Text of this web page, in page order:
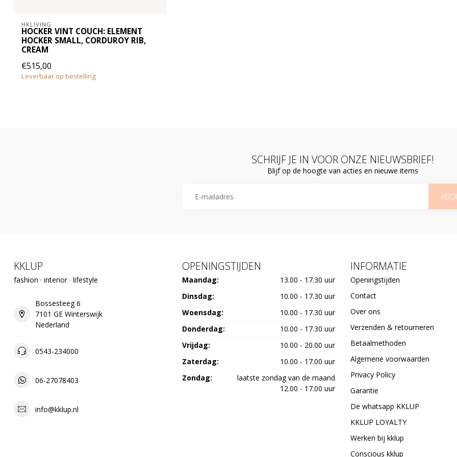
HKLIVING
HOCKER VINT COUCH: ELEMENT
HOCKER SMALL, CORDUROY RIB,
CREAM
€515,00
Leverbaar op bestelling
SCHRIJF JE IN VOOR ONZE NIEUWSBRIEF!
Blijf op de hoogte van acties en nieuwe items
KKLUP
fashion · interior · lifestyle
Bossesteeg 6
7101 GE Winterswijk
Nederland
0543-234000
06-27078403
info@kklup.nl
OPENINGSTIJDEN
Maandag:
13.00 - 17.30 uur
Dinsdag:
10.00 - 17.30 uur
Woensdag:
10.00 - 17.30 uur
Donderdag:
10.00 - 17.30 uur
Vrijdag:
10.00 - 20.00 uur
Zaterdag:
10.00 - 17.00 uur
Zondag:
laatste zondag van de maand
12.00 - 17.00 uur
INFORMATIE
Openingstijden
Contact
Over ons
Verzenden & retourneren
Betaalmethoden
Algemene voorwaarden
Privacy Policy
Garantie
De whatsapp KKLUP
KKLUP LOYALTY
Werken bij kklup
Conscious kklup